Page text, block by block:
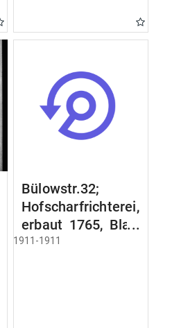
Bülowstr.32;
Hofscharfrichterei,
erbaut 1765, Blatt
2;
1911-1911